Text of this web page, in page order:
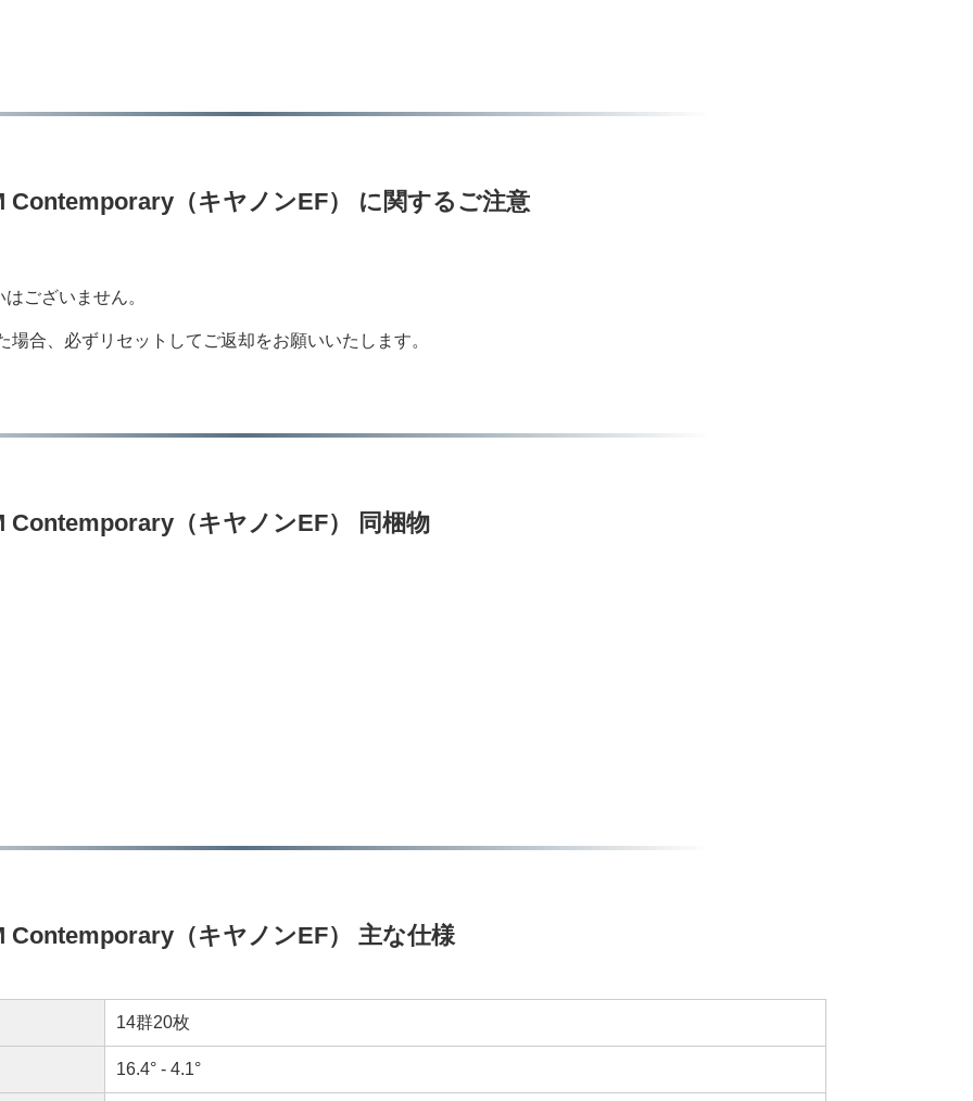
Contemporary（キヤノンEF） に関するご注意
ございません。
合、必ずリセットしてご返却をお願いいたします。
Contemporary（キヤノンEF） 同梱物
Contemporary（キヤノンEF） 主な仕様
14群20枚
16.4° - 4.1°